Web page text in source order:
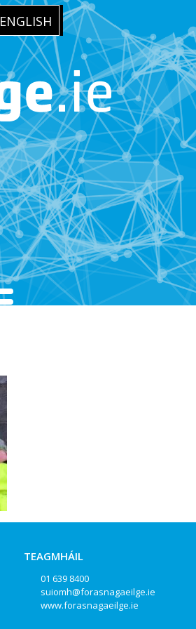
ENGLISH
TEAGMHÁIL
01 639 8400
suiomh@forasnagaeilge.ie
www.forasnagaeilge.ie